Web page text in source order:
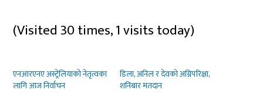
(Visited 30 times, 1 visits today)
एनआरएनए अस्ट्रेलियाको नेतृत्वका
लागि आज निर्वाचन
डिला, अनिल र देवको अग्निपरिक्षा,
शनिबार मतदान